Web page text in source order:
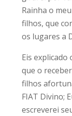
Rainha o
filhos, que
os lugares a
Eis
que o
filhos
FIAT Divino;
escreverei